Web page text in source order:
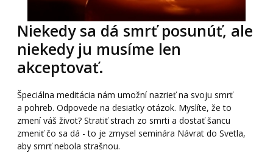
Niekedy sa dá smrť posunúť, ale
niekedy ju musíme len
akceptovať.
Špeciálna meditácia nám umožní nazrieť na svoju smrť
a pohreb. Odpovede na desiatky otázok. Myslíte, že to
zmení váš život? Stratiť strach zo smrti a dostať šancu
zmeniť čo sa dá - to je zmysel seminára Návrat do Svetla,
aby smrť nebola strašnou.